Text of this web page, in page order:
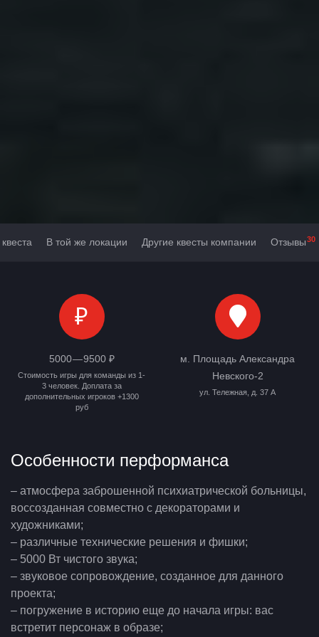
В той же локации Другие квесты компании Отзывы30
₽
5000 — 9500 ₽
Стоимость игры для команды из 1-
3 человек. Доплата за
дополнительных игроков +1300
руб
м. Площадь Александра
Невского-2
ул. Тележная, д. 37 А
Особенности перформанса
– атмосфера заброшенной психиатрической больницы,
воссозданная совместно с декораторами и
художниками;
– различные технические решения и фишки;
– 5000 Вт чистого звука;
– звуковое сопровождение, созданное для данного
проекта;
– погружение в историю еще до начала игры: вас
встретит персонаж в образе;